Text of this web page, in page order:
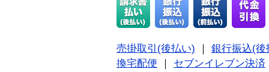
売掛取引(後払い)
銀行振込(後
換宅配便
セブンイレブン決済